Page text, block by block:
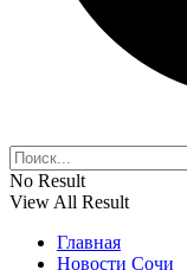
No Result
View All Result
Главная
Новости Сочи